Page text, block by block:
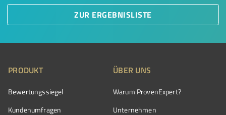
ZUR ERGEBNISLISTE
PRODUKT
Bewertungssiegel
Kundenumfragen
ÜBER UNS
Warum ProvenExpert?
Unternehmen